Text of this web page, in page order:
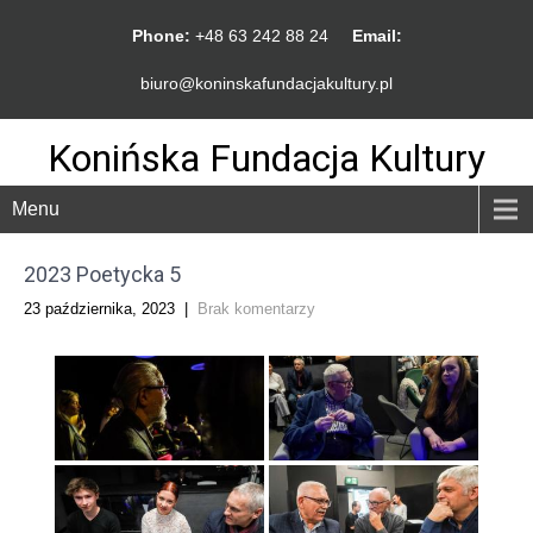
Phone: +48 63 242 88 24 Email:
biuro@koninskafundacjakultury.pl
Konińska Fundacja Kultury
Menu
2023 Poetycka 5
23 października, 2023 Brak komentarzy